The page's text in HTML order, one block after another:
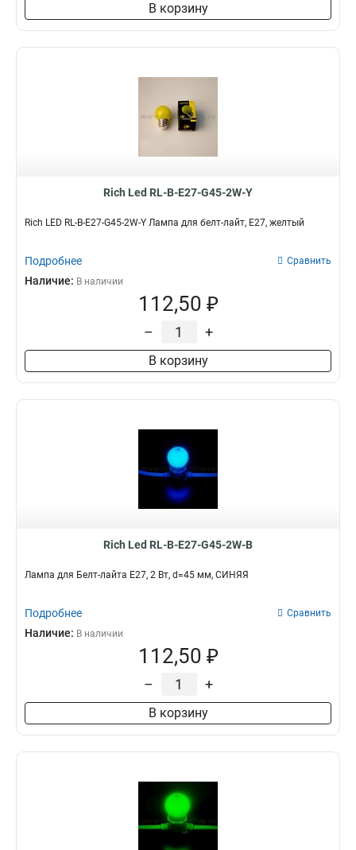
В корзину
Rich Led RL-B-E27-G45-2W-Y
Rich LED RL-B-E27-G45-2W-Y Лампа для белт-лайт, E27, желтый
Подробнее Сравнить
Наличие: В наличии
112,50 ₽
– +
В корзину
Rich Led RL-B-E27-G45-2W-B
Лампа для Белт-лайта Е27, 2 Вт, d=45 мм, СИНЯЯ
Подробнее Сравнить
Наличие: В наличии
112,50 ₽
– +
В корзину